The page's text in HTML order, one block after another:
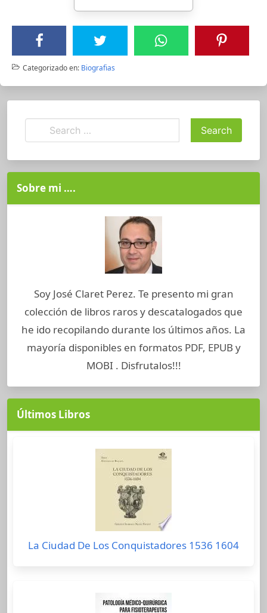
Categorizado en: Biografias
Sobre mi ….
Soy José Claret Perez. Te presento mi gran
colección de libros raros y descatalogados que
he ido recopilando durante los últimos años. La
mayoría disponibles en formatos PDF, EPUB y
MOBI . Disfrutalos!!!
Últimos Libros
La Ciudad De Los Conquistadores 1536 1604